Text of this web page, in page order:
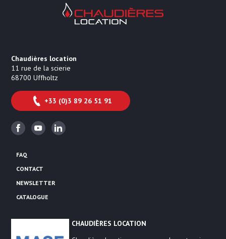
Chaudières Location Location de
Chaudières location
11 rue de la scierie
68700 Uffholtz
+33 (0)3 89 26 51 91
FacebookYoutubeLinkedin
FAQ
CONTACT
NEWSLETTER
CATALOGUE
CHAUDIÈRES LOCATION